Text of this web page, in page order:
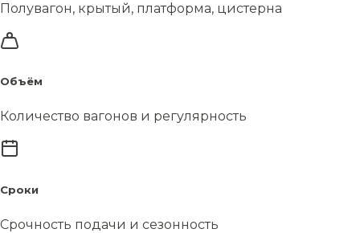
Полувагон, крытый, платформа, цистерна
Объём
Количество вагонов и регулярность
Сроки
Срочность подачи и сезонность